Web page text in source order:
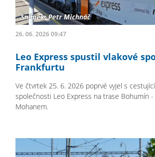
26. 06. 2026 09:47
Leo Express spustil vlakové
Frankfurtu
Ve čtvrtek 25. 6. 2026 poprvé vyjel s
společnosti Leo Express na trase Bohumín
Mohanem.